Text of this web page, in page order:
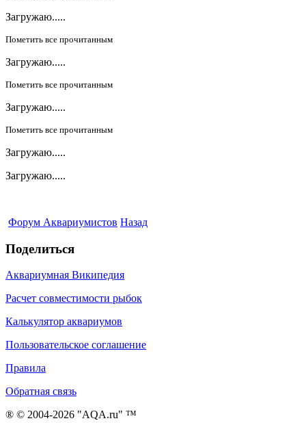
Загружаю.....
Пометить все прочитанным
Загружаю.....
Пометить все прочитанным
Загружаю.....
Пометить все прочитанным
Загружаю.....
Загружаю.....
Форум Аквариумистов Назад
Поделиться
Аквариумная Википедия
Расчет совместимости рыбок
Калькулятор аквариумов
Пользовательское соглашение
Правила
Обратная связь
® © 2004-2026 "AQA.ru" ™